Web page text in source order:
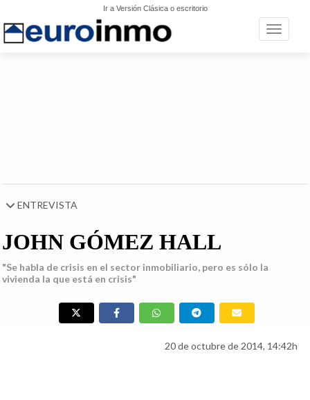
Ir a Versión Clásica o escritorio
Toggle
ENTREVISTA
JOHN GÓMEZ HALL
"Se habla de crisis en el sector inmobiliario, pero es sólo la
vivienda la que está en crisis"
20 de octubre de 2014, 14:42h